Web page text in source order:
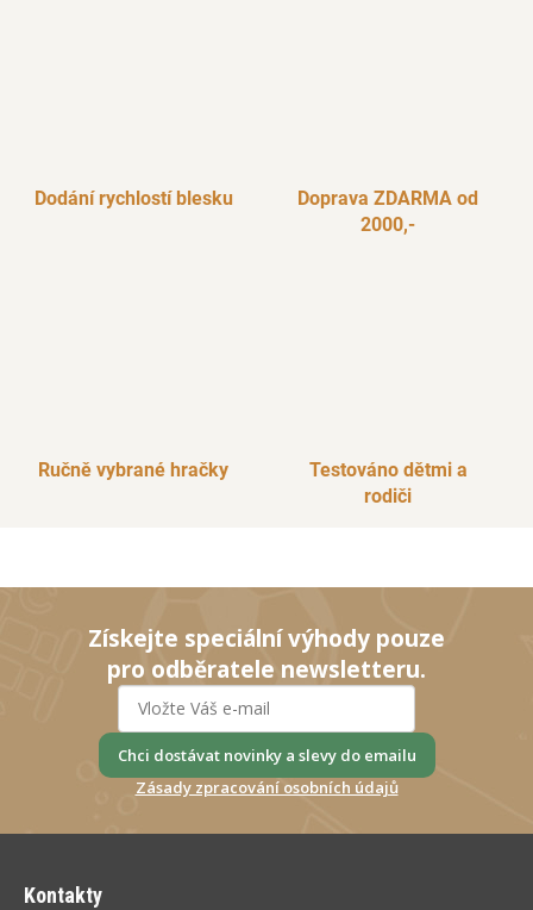
Dodání rychlostí blesku
Doprava ZDARMA od
2000,-
Ručně vybrané hračky
Testováno dětmi a
rodiči
Získejte speciální výhody pouze
pro odběratele newsletteru.
Chci dostávat novinky a slevy do emailu
Zásady zpracování osobních údajů
Kontakty